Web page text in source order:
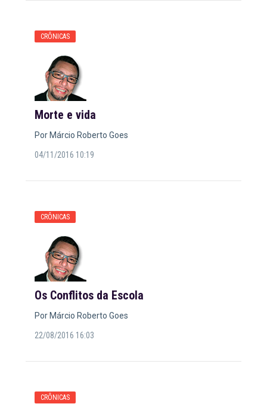
CRÔNICAS
Morte e vida
Por Márcio Roberto Goes
04/11/2016 10:19
CRÔNICAS
Os Conflitos da Escola
Por Márcio Roberto Goes
22/08/2016 16:03
CRÔNICAS